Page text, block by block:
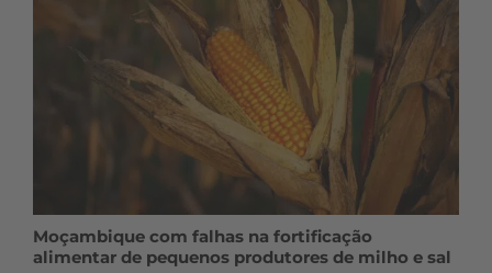
Moçambique com falhas na fortificação
alimentar de pequenos produtores de milho e sal